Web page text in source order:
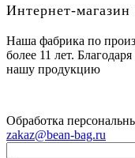
Интернет-магазин
Наша фабрика по
более 11 лет.
нашу продукцию
Обработка
zakaz@bean-bag.ru